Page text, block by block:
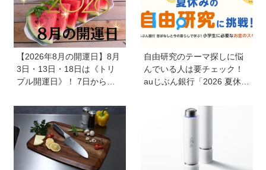
【2026年8月の開運日】8月
3日・13日・18日は《トリ
プル開運日》！ 7日から
星」が、天秤座と蠍座に長
期滞在を開始！
自由研究のテーマ探しに悩
んでいる人は要チェック！
auじぶん銀行「2026 夏休み
用してお金のスキルを学ぼ